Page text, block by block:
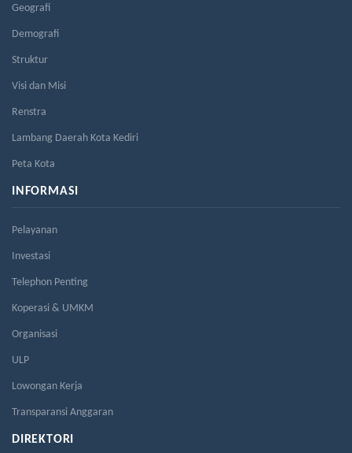
Geografi
Demografi
Struktur
Visi dan Misi
Renstra
Lambang Daerah Kota Kediri
Peta Kota
INFORMASI
Pelayanan
Investasi
Telephon Penting
Koperasi & UMKM
Organisasi
ULP
Lowongan Kerja
Transparansi Anggaran
DIREKTORI